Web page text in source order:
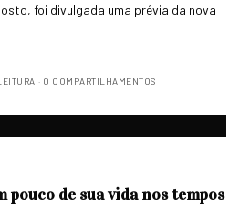
foi divulgada uma prévia da nova
0 COMPARTILHAMENTOS
pouco de sua vida nos tempos